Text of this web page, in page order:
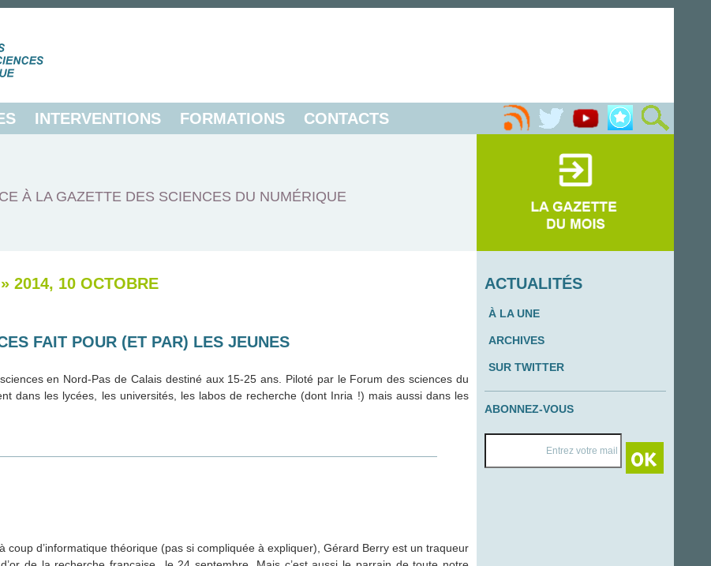
INTERVENTIONS FORMATIONS CONTACTS
À LA GAZETTE DES SCIENCES DU NUMÉRIQUE
» 2014, 10 OCTOBRE
FAIT POUR (ET PAR) LES JEUNES
en Nord-Pas de Calais destiné aux 15-25 ans. Piloté par le Forum des sciences du
dans les lycées, les universités, les labos de recherche (dont Inria !) mais aussi dans les
coup d’informatique théorique (pas si compliquée à expliquer), Gérard Berry est un traqueur
ACTUALITÉS
À LA UNE
ARCHIVES
SUR TWITTER
ABONNEZ-VOUS